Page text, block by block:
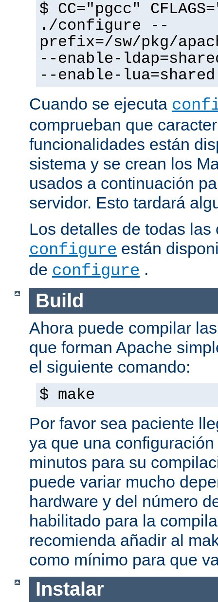
$ CC="pgcc"
./configure --
prefix=/sw/pkg/
--enable-
--enable-lua=shared
Cuando se ejecuta
comprueban que
funcionalidades están
sistema y se crean los
usados a continuación
servidor. Esto tardará
Los detalles de todas las
configure están
de configure .
Build
Ahora puede compilar
que forman Apache
el siguiente comando:
$ make
Por favor sea paciente
ya que una
minutos para su
puede variar mucho
hardware y del número
habilitado para la
recomienda añadir al
como mínimo para que
Instalar